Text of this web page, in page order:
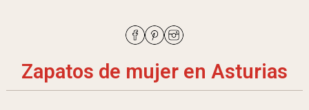
Zapatos de mujer en Asturias